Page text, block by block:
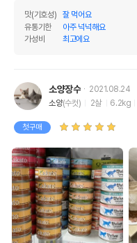
맛(기호성)
잘 먹어요
유통기한
아주 넉넉해요
가성비
최고에요
소양장수
2021.08.24
소양(수컷) 2살 6.2kg
첫구매